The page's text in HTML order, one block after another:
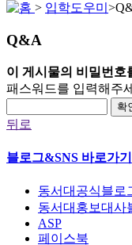
> 입학도우미 >
Q&A
이 게시물의 비밀번호
패스워드를 입력해주
확
뒤로
블로그&SNS 바로가기
동서대공식블로
동서대홍보대사
ASP
페이스북